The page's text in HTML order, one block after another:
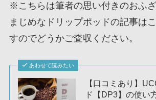
※こちらは筆者の思い付きのおふざ
まじめなドリップポッドの記事は
すのでどうかご査収ください。
あわせて読みたい
【口コミあり】
ド【DP3】の使い